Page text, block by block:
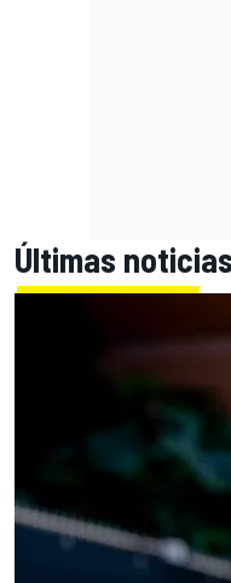
Últimas noticias